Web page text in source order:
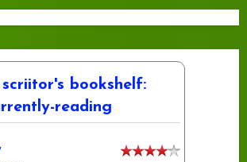
bookshelf:
reading